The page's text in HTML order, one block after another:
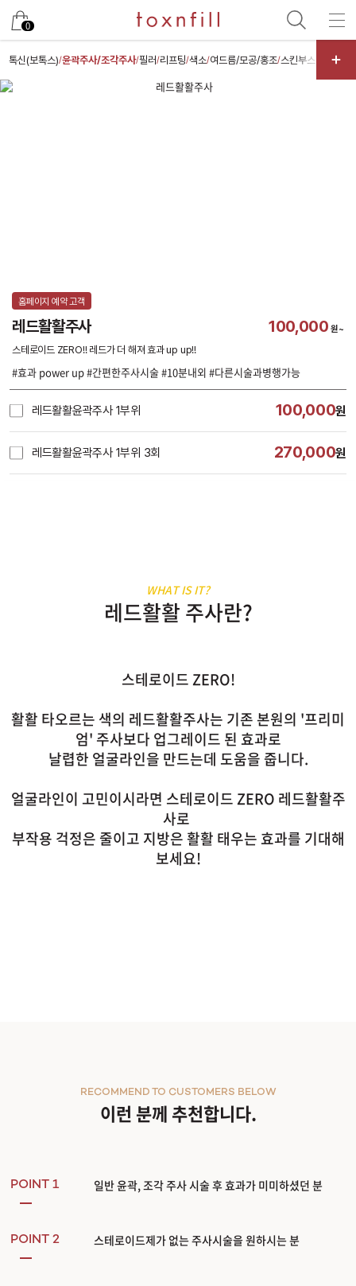
0
톡신(보톡스)/윤곽주사/조각주사/필러/리프팅/색소/여드름/모공/홍조/스킨부스터 스킨
홈페이지 예약 고객
레드활활주사 100,000 원~
카카
스테로이드 ZERO!! 레드가 더 해져 효과 up up!!
#효과 power up #간편한주사시술 #10분내외 #다른시술과병행가능
레드활활윤곽주사 1부위 100,000원
레드활활윤곽주사 1부위 3회 270,000원
WHAT IS IT?
레드활활 주사란?
스테로이드 ZERO!
활활 타오르는 색의 레드활활주사는 기존 본원의 '프리미
엄' 주사보다 업그레이드 된 효과로
날렵한 얼굴라인을 만드는데 도움을 줍니다.
얼굴라인이 고민이시라면 스테로이드 ZERO 레드활활주
사로
부작용 걱정은 줄이고 지방은 활활 태우는 효과를 기대해
보세요!
이런 분께 추천합니다.
RECOMMEND TO CUSTOMERS BELOW
POINT 1 일반 윤곽, 조각 주사 시술 후 효과가 미미하셨던 분
POINT 2 스테로이드제가 없는 주사시술을 원하시는 분